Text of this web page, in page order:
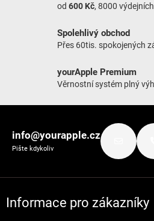
od 600 Kč, 8000
Spolehlivý obchod
Přes 60tis. spokojených
yourApple Premium
Věrnostní systém plný
info@yourapple.cz
Pište kdykoliv
Informace pro zákazníky